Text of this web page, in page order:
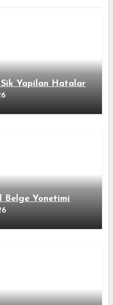
Sik Yapilan Hatalar
Belge Yonetimi